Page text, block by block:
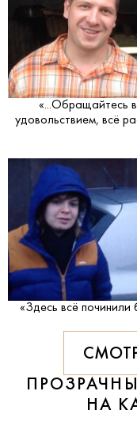
«...Обращайтесь
удовольствием, всё
«Здесь всё починили
НА